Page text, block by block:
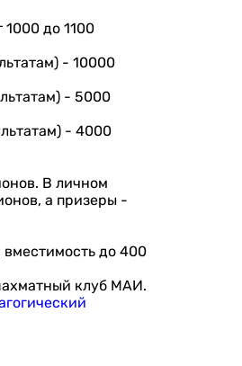
до 1100
- 10000
- 5000
- 4000
В личном
а призеры -
до 400
клуб МАИ.